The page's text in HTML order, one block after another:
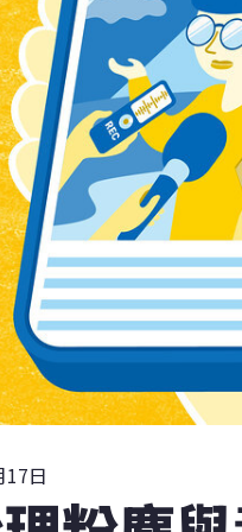
17日